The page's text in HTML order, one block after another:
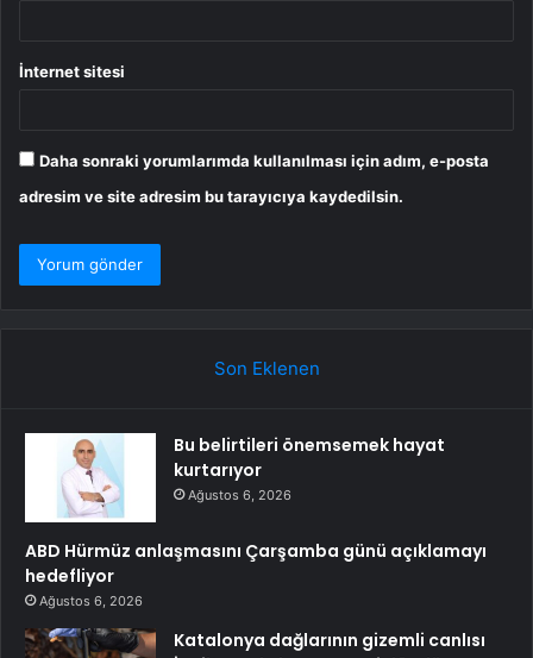
İnternet sitesi
Daha sonraki yorumlarımda kullanılması için adım, e-posta
adresim ve site adresim bu tarayıcıya kaydedilsin.
Son Eklenen
Bu belirtileri önemsemek hayat
kurtarıyor
Ağustos 6, 2026
ABD Hürmüz anlaşmasını Çarşamba günü açıklamayı
hedefliyor
Ağustos 6, 2026
Katalonya dağlarının gizemli canlısı